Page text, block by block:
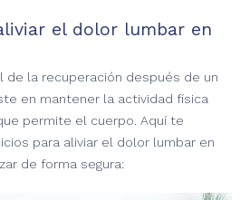
el dolor lumbar en
de la recuperación después de un
en mantener la actividad física
permite el cuerpo. Aquí te
para aliviar el dolor lumbar en
de forma segura: